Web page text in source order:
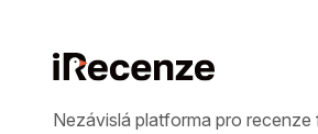
Nezávislá platforma pro